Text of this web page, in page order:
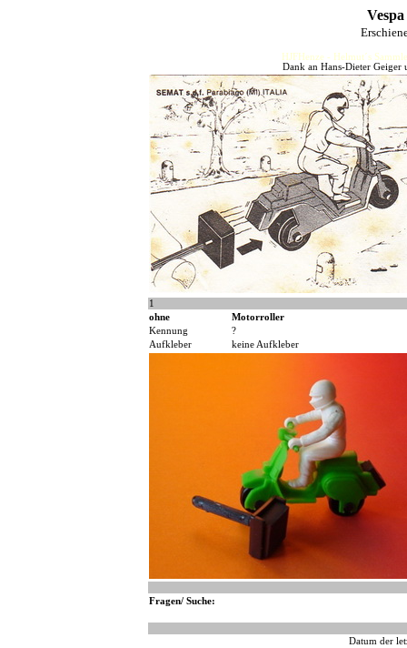
HJFHenze - Helmut´s
Dank an Hans-Dieter Geiger
1
ohne
Motorroller
Kennung
?
Aufkleber
keine Aufkleber
Fragen/ Suche:
Datum der